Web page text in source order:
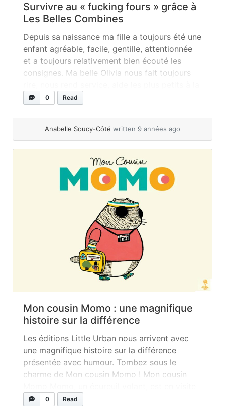
Survivre au « fucking fours » grâce à
Les Belles Combines
Depuis sa naissance ma fille a toujours été une
enfant agréable, facile, gentille, attentionnée
et a toujours relativement bien écouté les
consignes. Ma belle Olivia nous fait toujours
garderie… Puis un jour, elle a eu QUATRE ANS.
more
0 Read
Anabelle Soucy-Côté written 9 années ago
Mon cousin Momo : une magnifique
histoire sur la différence
Les éditions Little Urban nous arrivent avec
une magnifique histoire sur la différence
présentée avec humour. Tombez sous le
charme de Mon cousin Momo ! Mon cousin
chez ses cousins écureuils. Rapidement, il ne
0 Read